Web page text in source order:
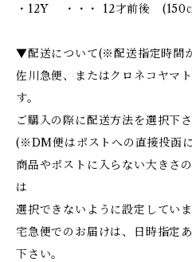
・12Y ・・・ 12才前後 (150
▼配送について(※配送指定時間
佐川急便、またはクロネコヤマ
す。
ご購入の際に配送方法を選択下さ
(※DM便はポストへの直接投函
商品やポストに入らない大きさ
は
選択できないように設定してい
宅急便でのお届けは、日時指定
下さい。